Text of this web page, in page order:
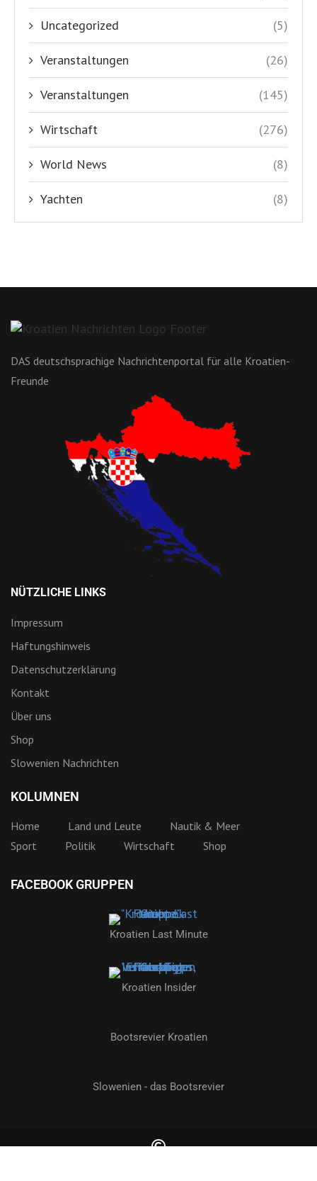
Uncategorized (5)
Veranstaltungen (26)
Veranstaltungen (145)
Wirtschaft (276)
World News (8)
Yachten (8)
DAS deutschsprachige Nachrichtenportal für alle Kroatien-
Freunde
NÜTZLICHE LINKS
Impressum
Haftungshinweis
Datenschutzerklärung
Kontakt
Über uns
Shop
Slowenien Nachrichten
KOLUMNEN
Home Land und Leute
Nautik & Meer
Sport
Politik Wirtschaft Shop
FACEBOOK GRUPPEN
Kroatien Last Minute
Kroatien Insider
Bootsrevier Kroatien
Slowenien - das Bootsrevier